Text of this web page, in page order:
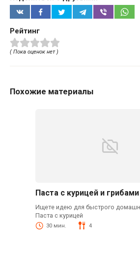
Рейтинг
( Пока оценок нет )
Похожие материалы
Паста с курицей и грибами
Ищете идею для быстрого
Паста с курицей
30 мин. 4